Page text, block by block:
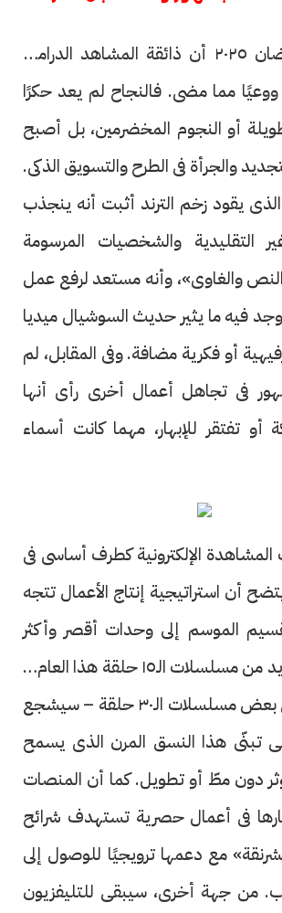
يؤكد مشهد رمضان ٢٠٢٥ أن ذائقة المشاهد الدرامية
ووعيًا مما مضى. فالنجاح لم يعد حكرًا
أو النجوم المخضرمين، بل أصبح
والجرأة فى الطرح والتسويق الذكى.
يقود زخم الترند أثبت أنه ينجذب
التقليدية والشخصيات المرسومة
والغاوى»، وأنه مستعد لرفع عمل
وجد فيه ما يثير حديث السوشيال ميديا
أو فكرية مضافة. وفى المقابل، لم
فى تجاهل أعمال أخرى رأى أنها
أو تفتقر للإبهار، مهما كانت أسماء
الإلكترونية كطرف أساسى فى
أن استراتيجية إنتاج الأعمال تتجه
الموسم إلى وحدات أقصر وأكثر
تركيزًا. نجاح العديد من مسلسلات الـ١٥ حلقة هذا العام –
بل وتفوّقها على بعض مسلسلات الـ٣٠ حلقة – سيشجع
تبنّى هذا النسق المرن الذى يسمح
دون مطّ أو تطويل. كما أن المنصات
فى أعمال حصرية تستهدف شرائح
مع دعمها ترويجيًا للوصول إلى
من جهة أخرى، سيبقى للتليفزيون